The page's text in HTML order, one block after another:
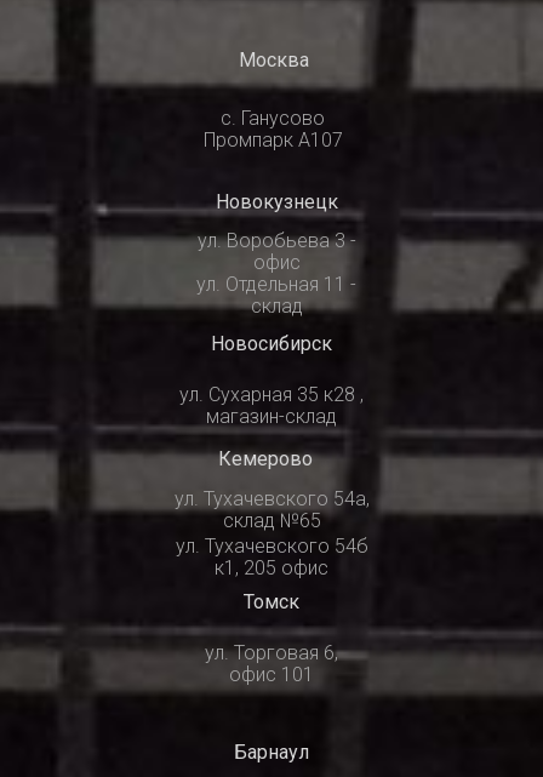
Новокузнецк
ул. Воробьева 3 -
офис
ул. Отдельная 11 -
склад
Новосибирск
ул. Сухарная 35 к28 ,
магазин-склад
Томск
ул. Торговая 6,
офис 101
Москва
с. Ганусово
Промпарк А107
Кемерово
ул. Тухачевского 54а,
склад №65
ул. Тухачевского 54б
к1, 205 офис
Барнаул